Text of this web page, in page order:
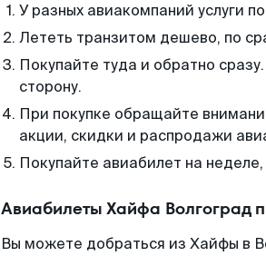
У разных авиакомпаний услуги
Лететь транзитом дешево, по
Покупайте туда и обратно
сторону.
При покупке обращайте
акции, скидки и распродажи
Покупайте авиабилет на
Авиабилеты Хайфа Волгоград
Вы можете добраться из Хайфы в